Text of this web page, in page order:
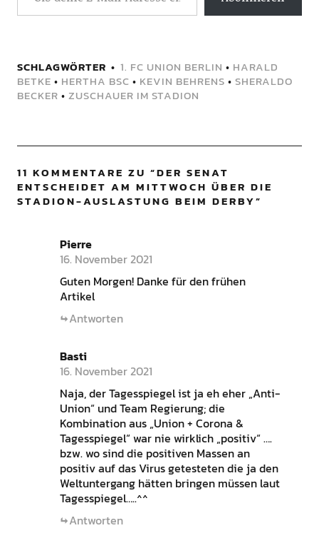
SCHLAGWÖRTER 1. FC UNION BERLIN • HARALD
BETKE • HERTHA BSC • KEVIN BEHRENS • SHERALDO
BECKER • ZUSCHAUER IM STADION
11 KOMMENTARE ZU “DER SENAT
ENTSCHEIDET AM MITTWOCH ÜBER DIE
STADION-AUSLASTUNG BEIM DERBY”
Pierre
16. November 2021
Guten Morgen! Danke für den frühen
Artikel
Antworten
Basti
16. November 2021
Naja, der Tagesspiegel ist ja eh eher „Anti-
Union“ und Team Regierung; die
Kombination aus „Union + Corona &
Tagesspiegel“ war nie wirklich „positiv“ ….
bzw. wo sind die positiven Massen an
positiv auf das Virus getesteten die ja den
Weltuntergang hätten bringen müssen laut
Tagesspiegel…..^^
Antworten